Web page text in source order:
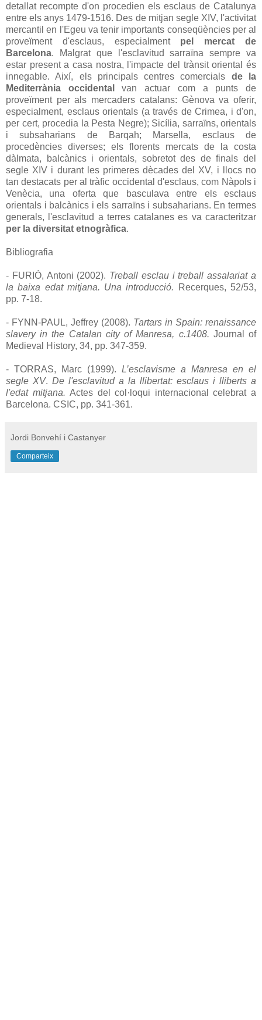
detallat recompte d'on procedien els esclaus de Catalunya
entre els anys 1479-1516. Des de mitjan segle XIV, l'activitat
mercantil en l'Egeu va tenir importants conseqüències per al
proveïment d'esclaus, especialment pel mercat de
Barcelona. Malgrat que l'esclavitud sarraïna sempre va
estar present a casa nostra, l'impacte del trànsit oriental és
innegable. Així, els principals centres comercials de la
Mediterrània occidentalvan actuar com a punts de
proveïment per als mercaders catalans: Gènova va oferir,
especialment, esclaus orientals (a través de Crimea, i d'on,
per cert, procedia la Pesta Negre); Sicília, sarraïns, orientals
i subsaharians de Barqah; Marsella, esclaus de
procedències diverses; els florents mercats de la costa
dàlmata, balcànics i orientals, sobretot des de finals del
segle XIV i durant les primeres dècades del XV, i llocs no
tan destacats per al tràfic occidental d'esclaus, com Nàpols i
Venècia, una oferta que basculava entre els esclaus
orientals i balcànics i els sarraïns i subsaharians. En termes
generals, l'esclavitud a terres catalanes es va caracteritzar
per la diversitat etnogràfica.
Bibliografia
- FURIÓ, Antoni (2002). Treball esclau i treball assalariat a
la baixa edat mitjana. Una introducció. Recerques, 52/53,
pp. 7-18.
- FYNN-PAUL, Jeffrey (2008). Tartars in Spain: renaissance
slavery in the Catalan city of Manresa, c.1408. Journal of
Medieval History, 34, pp. 347-359.
- TORRAS, Marc (1999). L’esclavisme a Manresa en el
segle XV. De l'esclavitud a la llibertat: esclaus i lliberts a
l'edat mitjana.Actes del col·loqui internacional celebrat a
Barcelona. CSIC, pp. 341-361.
Jordi Bonvehí i Castanyer
Comparteix